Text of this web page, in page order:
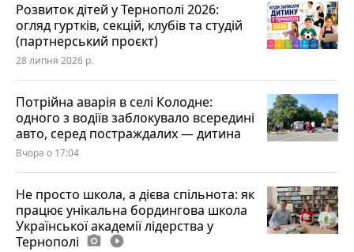
Розвиток дітей у Тернополі 2026:
огляд гуртків, секцій, клубів та студій
(партнерський проєкт)
28 липня 2026 р.
Потрійна аварія в селі Колодне:
одного з водіїв заблокувало всередині
авто, серед постраждалих — дитина
Вчора о 17:04
Не просто школа, а дієва спільнота: як
працює унікальна бордингова школа
Української академії лідерства у
Тернополі photo_camera play_circle_filled